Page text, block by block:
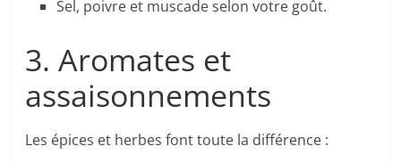
Sel, poivre et muscade selon votre goût.
3. Aromates et
assaisonnements
Les épices et herbes font toute la différence :